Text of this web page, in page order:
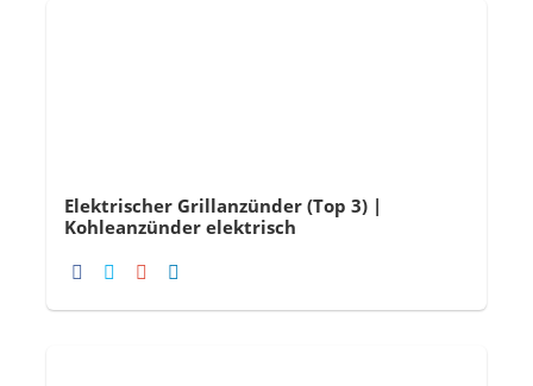
Elektrischer Grillanzünder (Top 3) |
Kohleanzünder elektrisch